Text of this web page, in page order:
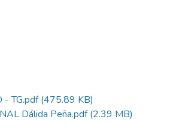
- TG.pdf(475.89 KB)
Dálida Peña.pdf(2.39 MB)